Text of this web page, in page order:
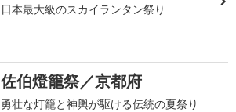
日本最大級のスカイランタン祭り
佐伯燈籠祭／京都府
勇壮な灯籠と神輿が駆ける伝統の夏祭り